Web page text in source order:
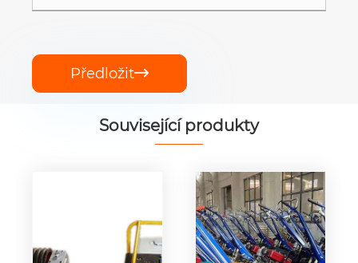
Předložit
Související produkty